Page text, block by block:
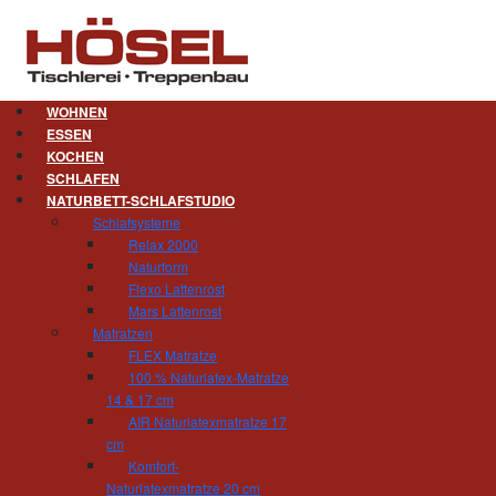
WOHNEN
ESSEN
KOCHEN
SCHLAFEN
NATURBETT-SCHLAFSTUDIO
Schlafsysteme
Relax 2000
Naturform
Flexo Lattenrost
Mars Lattenrost
Matratzen
FLEX Matratze
100 % Naturlatex-Matratze
14 & 17 cm
AIR Naturlatexmatratze 17
cm
Komfort-
Naturlatexmatratze 20 cm
Baute man sich früher eine eigene Sauna
Entsprechend hat sich auch die Optik
feine Vertäfelungen erinnern.
grenzenloses Wohlgefühl. Als Tischler
bauphysikalischen Besonderheiten
Sauna: ob römischer Badetempel oder
Eine Alternative: Infrarot-Kabinen
Platz. Einzeln oder in Kombination mit der